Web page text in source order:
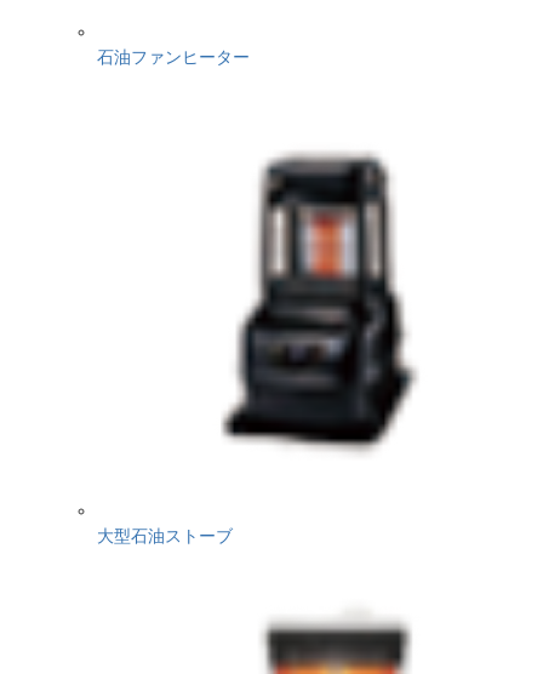
石油ファンヒーター
大型石油ストーブ